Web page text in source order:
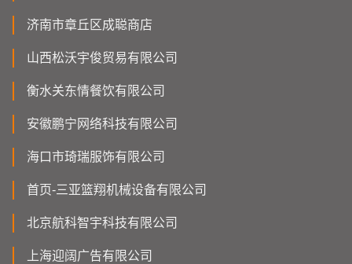
济南市章丘区成聪商店
山西松沃宇俊贸易有限公司
衡水关东情餐饮有限公司
安徽鹏宁网络科技有限公司
海口市琦瑞服饰有限公司
首页-三亚篮翔机械设备有限公司
北京航科智宇科技有限公司
上海迎阔广告有限公司